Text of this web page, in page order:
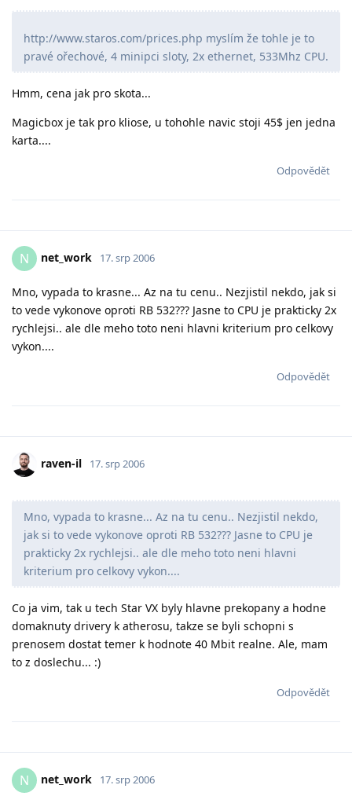
http://www.staros.com/prices.php myslím že tohle je to
pravé ořechové, 4 minipci sloty, 2x ethernet, 533Mhz CPU.
Hmm, cena jak pro skota...
Magicbox je tak pro kliose, u tohohle navic stoji 45$ jen jedna
karta....
Odpovědět
N net_work 17. srp 2006
Mno, vypada to krasne... Az na tu cenu.. Nezjistil nekdo, jak si
to vede vykonove oproti RB 532??? Jasne to CPU je prakticky 2x
rychlejsi.. ale dle meho toto neni hlavni kriterium pro celkovy
vykon....
Odpovědět
raven-il 17. srp 2006
Mno, vypada to krasne... Az na tu cenu.. Nezjistil nekdo,
jak si to vede vykonove oproti RB 532??? Jasne to CPU je
prakticky 2x rychlejsi.. ale dle meho toto neni hlavni
kriterium pro celkovy vykon....
Co ja vim, tak u tech Star VX byly hlavne prekopany a hodne
domaknuty drivery k atherosu, takze se byli schopni s
prenosem dostat temer k hodnote 40 Mbit realne. Ale, mam
to z doslechu... :)
Odpovědět
N net_work 17. srp 2006